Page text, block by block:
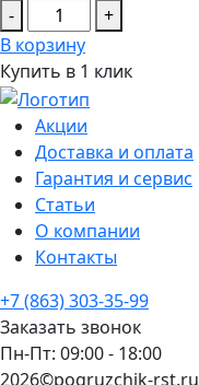
-
+
В корзину
Купить в 1 клик
Акции
Доставка и оплата
Гарантия и сервис
Статьи
О компании
Контакты
+7 (863) 303-35-99
Заказать звонок
Пн-Пт: 09:00 - 18:00
2026©pogruzchik-rst.ru